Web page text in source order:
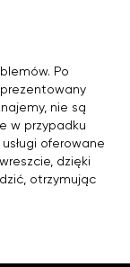
Po
nie są
w przypadku
oferowane
dzięki
otrzymując